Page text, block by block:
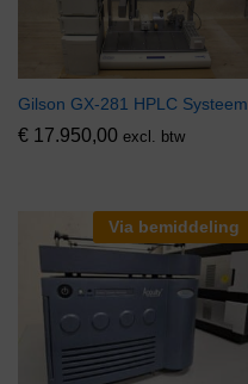
Gilson GX-281 HPLC Systeem
€ 17.950,00 excl. btw
Via bemiddeling